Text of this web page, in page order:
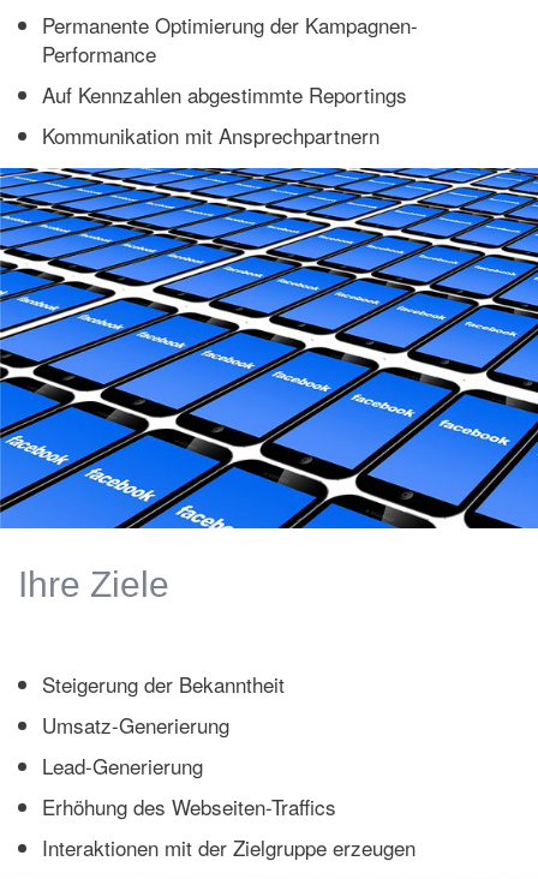
Permanente Optimierung der Kampagnen-
Performance
Auf Kennzahlen abgestimmte Reportings
Kommunikation mit Ansprechpartnern
Ihre Ziele
Steigerung der Bekanntheit
Umsatz-Generierung
Lead-Generierung
Erhöhung des Webseiten-Traffics
Interaktionen mit der Zielgruppe erzeugen